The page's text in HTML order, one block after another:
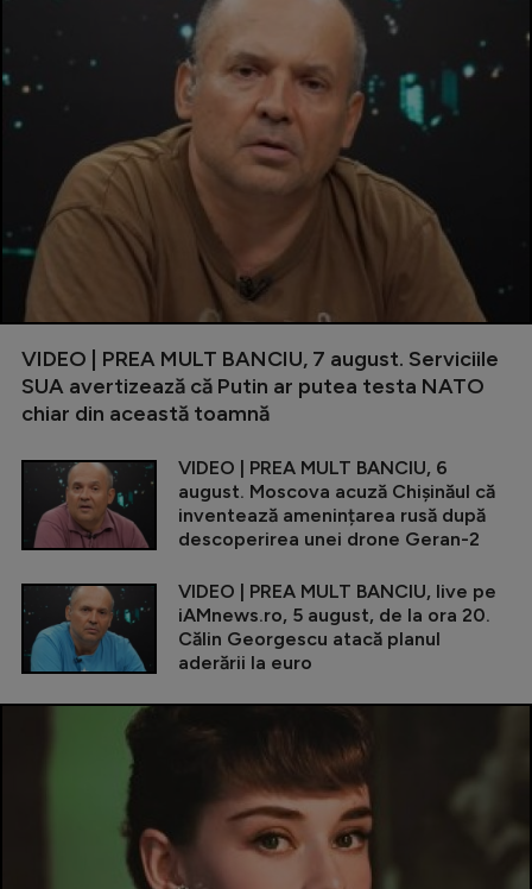
VIDEO | PREA MULT BANCIU, 7 august. Serviciile
SUA avertizează că Putin ar putea testa NATO
chiar din această toamnă
VIDEO | PREA MULT BANCIU, 6
august. Moscova acuză Chișinăul că
inventează amenințarea rusă după
descoperirea unei drone Geran-2
VIDEO | PREA MULT BANCIU, live pe
iAMnews.ro, 5 august, de la ora 20.
Călin Georgescu atacă planul
aderării la euro